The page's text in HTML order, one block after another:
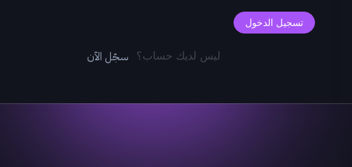
تسجيل الدخول
ليس لديك حساب؟ سجّل الآن